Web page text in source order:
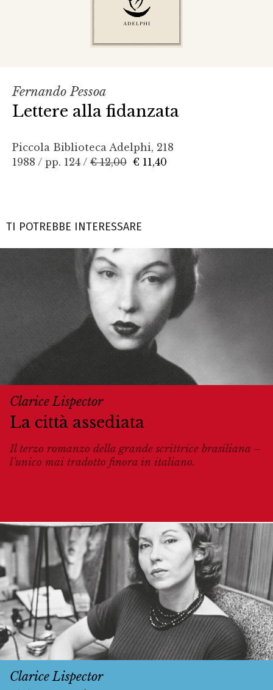
Fernando Pessoa
Lettere alla fidanzata
Piccola Biblioteca Adelphi, 218
1988 / pp. 124 / € 12,00 € 11,40
TI POTREBBE INTERESSARE
Clarice Lispector
La città assediata
Il terzo romanzo della grande scrittrice brasiliana –
l’unico mai tradotto finora in italiano.
Clarice Lispector